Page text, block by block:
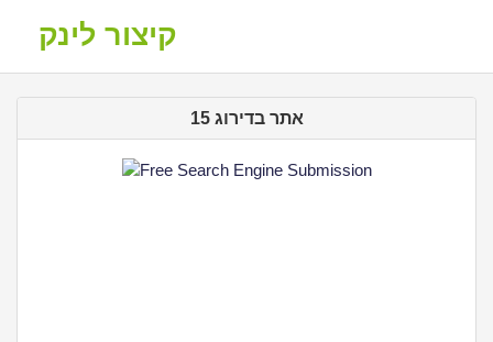
קיצור לינק
אתר בדירוג 15